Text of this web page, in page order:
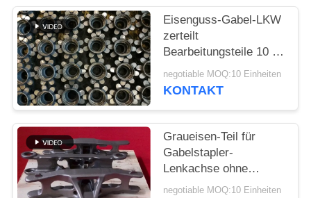
Eisenguss-Gabel-LKW
zerteilt
Bearbeitungsteile 10 -
verfügbares Soem
80kg
negotiable MOQ:10 Einheiten
KONTAKT
Graueisen-Teil für
Gabelstapler-
Lenkachse ohne
Klimadruck
negotiable MOQ:10 Einheiten